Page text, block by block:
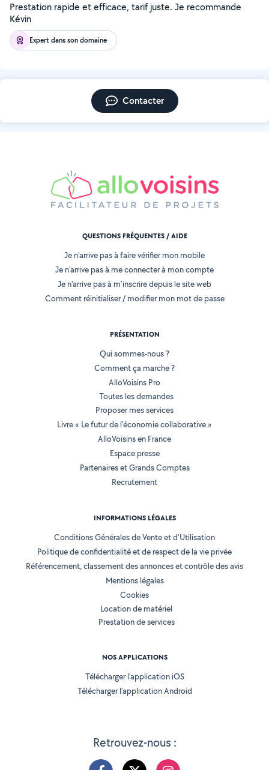
Prestation rapide et efficace, tarif juste. Je recommande
Kévin
Expert dans son domaine
Contacter
Retrouvez-nous :
QUESTIONS FRÉQUENTES / AIDE
Je n'arrive pas à faire vérifier mon mobile
Je n'arrive pas à me connecter à mon compte
Je n'arrive pas à m'inscrire depuis le site web
Comment réinitialiser / modifier mon mot de passe
PRÉSENTATION
Qui sommes-nous ?
Comment ça marche ?
AlloVoisins Pro
Toutes les demandes
Proposer mes services
Livre « Le futur de l'économie collaborative »
AlloVoisins en France
Espace presse
Partenaires et Grands Comptes
Recrutement
INFORMATIONS LÉGALES
Conditions Générales de Vente et d'Utilisation
Politique de confidentialité et de respect de la vie privée
Référencement, classement des annonces et contrôle des avis
Mentions légales
Cookies
Location de matériel
Prestation de services
NOS APPLICATIONS
Télécharger l’application iOS
Télécharger l’application Android